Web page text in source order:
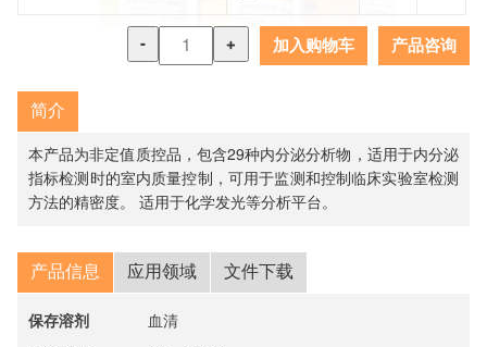
- + 加入购物车 产品咨询
简介
本产品为非定值质控品，包含29种内分泌分析物，适用于内分泌
指标检测时的室内质量控制，可用于监测和控制临床实验室检测
方法的精密度。 适用于化学发光等分析平台。
产品信息 应用领域 文件下载
保存溶剂 血清